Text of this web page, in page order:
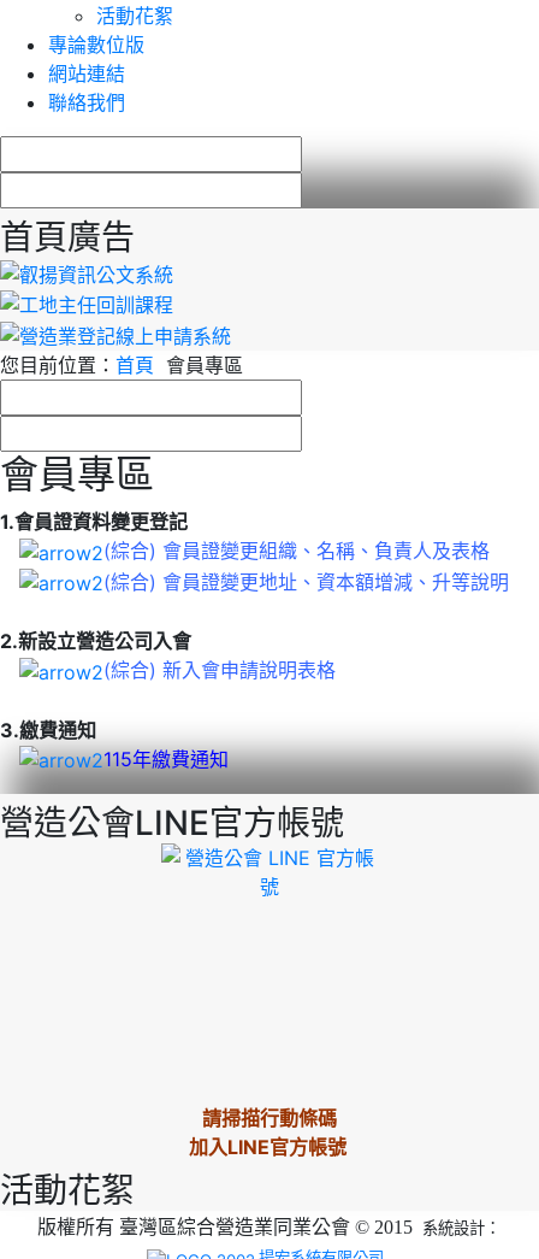
活動花絮
專論數位版
網站連結
聯絡我們
首頁廣告
您目前位置： 首頁 會員專區
會員專區
1.會員證資料變更登記
(綜合) 會員證變更組織、名稱、負責人及表格
(綜合) 會員證變更地址、資本額增減、升等說明
2.新設立營造公司入會
(綜合) 新入會申請說明表格
3.繳費通知
115年繳費通知
營造公會LINE官方帳號
請掃描行動條碼
加入LINE官方帳號
活動花絮
版權所有 臺灣區綜合營造業同業公會 © 2015 系統設計：